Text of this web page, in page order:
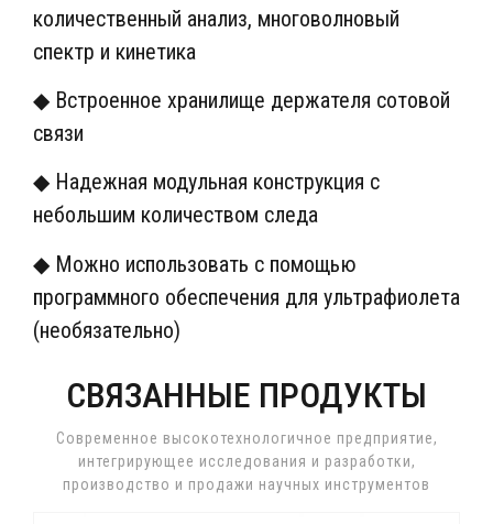
количественный анализ, многоволновый
спектр и кинетика
◆ Встроенное хранилище держателя сотовой
связи
◆ Надежная модульная конструкция с
небольшим количеством следа
◆ Можно использовать с помощью
программного обеспечения для ультрафиолета
(необязательно)
СВЯЗАННЫЕ ПРОДУКТЫ
Современное высокотехнологичное предприятие,
интегрирующее исследования и разработки,
производство и продажи научных инструментов